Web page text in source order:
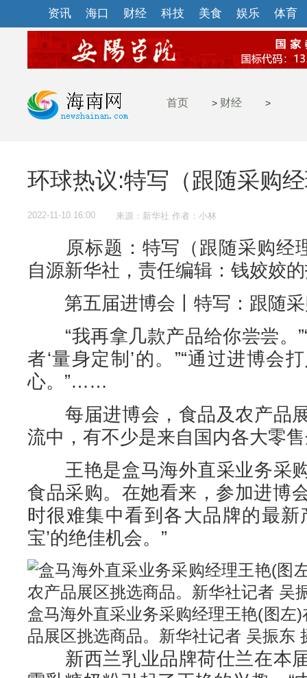
资讯 海口 财经 科技 美食 娱乐 体育
首页 > 财经 >
环球热议:特写（跟随采购
2022-11-10 16:00 来源：新华社 作者：小林
原标题：特写（跟随采购经理
自源新华社，责任编辑：钱姣姣
第五届进博会丨特写：跟随采
“我再拿几款产品给你尝尝。
者‘量身定制’的。”“通过进博会
心。”……
每届进博会，食品及农产品
流中，有不少是来自国内各大零
王艳是盒马海外直采业务采
食品采购。在她看来，参加进博
时很难集中看到各大品牌的最新
宝’的绝佳机会。”
盒马海外直采业务采购经理王艳(图左
品展区挑选商品。新华社记者 吴振东
新西兰乳业品牌荷仕兰在本